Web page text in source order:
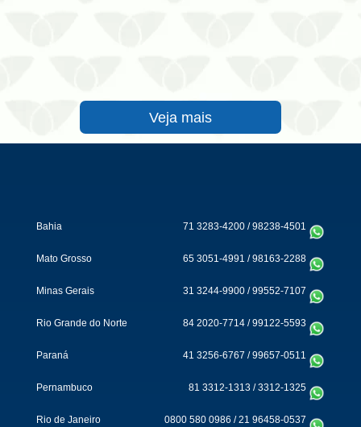
Veja mais
Bahia 71 3283-4200 /98238-4501
Mato Grosso 65 3051-4991 /98163-2288
Minas Gerais 31 3244-9900 /99552-7107
Rio Grande do Norte 84 2020-7714 /99122-5593
Paraná 41 3256-6767 /99657-0511
Pernambuco 81 3312-1313 /3312-1325
Rio de Janeiro 0800 580 0986 /21 96458-0537